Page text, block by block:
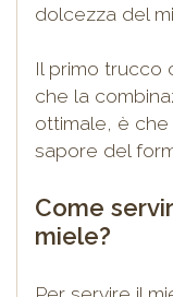
dolcezza del
Il primo trucco
che la
ottimale, è
sapore del
Come
miele?